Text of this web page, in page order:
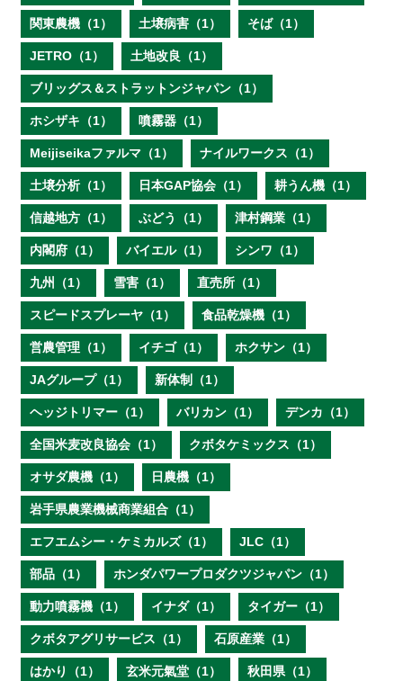
関東農機（1） 土壌病害（1） そば（1）
JETRO（1） 土地改良（1）
ブリッグス＆ストラットンジャパン（1）
ホシザキ（1） 噴霧器（1）
Meijiseikaファルマ（1） ナイルワークス（1）
土壌分析（1） 日本GAP協会（1） 耕うん機（1）
信越地方（1） ぶどう（1） 津村鋼業（1）
内閣府（1） バイエル（1） シンワ（1）
九州（1） 雪害（1） 直売所（1）
スピードスプレーヤ（1） 食品乾燥機（1）
営農管理（1） イチゴ（1） ホクサン（1）
JAグループ（1） 新体制（1）
ヘッジトリマー（1） バリカン（1） デンカ（1）
全国米麦改良協会（1） クボタケミックス（1）
オサダ農機（1） 日農機（1）
岩手県農業機械商業組合（1）
エフエムシー・ケミカルズ（1） JLC（1）
部品（1） ホンダパワープロダクツジャパン（1）
動力噴霧機（1） イナダ（1） タイガー（1）
クボタアグリサービス（1） 石原産業（1）
はかり（1） 玄米元氣堂（1） 秋田県（1）